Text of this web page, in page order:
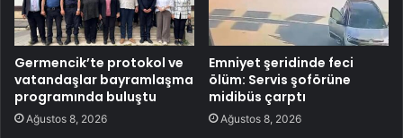
Germencik’te protokol ve
vatandaşlar bayramlaşma
programında buluştu
Ağustos 8, 2026
Emniyet şeridinde feci
ölüm: Servis şoförüne
midibüs çarptı
Ağustos 8, 2026